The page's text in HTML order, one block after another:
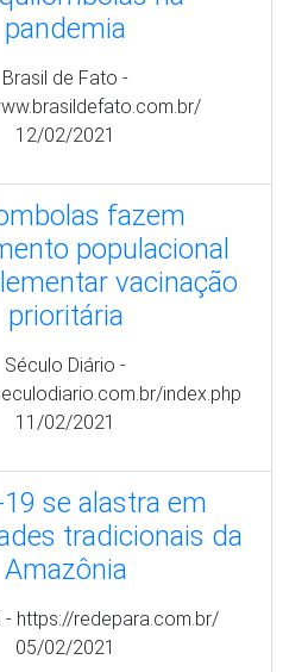
vacinação
prioritária
Século Diário -
index.php
se alastra em
tradicionais da
Amazônia
- https://redepara.com.br/
05/02/2021
para ajuda a
na pandemia
pauta do STF
05/02/2021